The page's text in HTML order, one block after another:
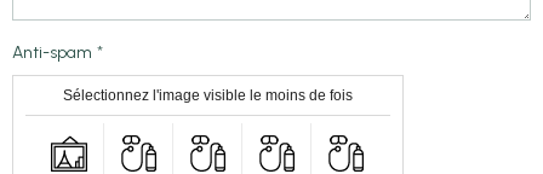
Anti-spam
Sélectionnez l'image visible le moins de fois